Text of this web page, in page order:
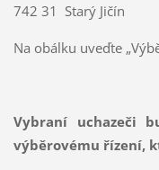
742 31 Starý Jičín
Na obálku uveďte
Vybraní uchazeči
výběrovému řízení,